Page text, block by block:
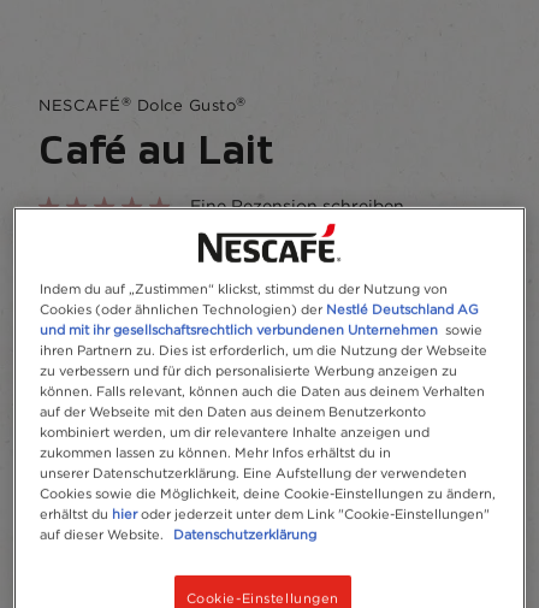
NESCAFÉ® Dolce Gusto®
Café au Lait
Eine Rezension schreiben
Kräftiger Robusta-Kaffee trifft auf cremige
Milch.
So sorgt NESCAFÉ® für glaubwürdige
Kundenbewertungen
Zu Favoriten hinzufügen
Kapseln 16
Indem du auf „Zustimmen“ klickst, stimmst du der Nutzung von
Cookies (oder ähnlichen Technologien) der Nestlé Deutschland AG
und mit ihr gesellschaftsrechtlich verbundenen Unternehmen sowie
ihren Partnern zu. Dies ist erforderlich, um die Nutzung der Webseite
zu verbessern und für dich personalisierte Werbung anzeigen zu
können. Falls relevant, können auch die Daten aus deinem Verhalten
auf der Webseite mit den Daten aus deinem Benutzerkonto
kombiniert werden, um dir relevantere Inhalte anzeigen und
zukommen lassen zu können. Mehr Infos erhältst du in
unserer Datenschutzerklärung. Eine Aufstellung der verwendeten
Cookies sowie die Möglichkeit, deine Cookie-Einstellungen zu ändern,
erhältst du hieroder jederzeit unter dem Link "Cookie-Einstellungen"
auf dieser Website.
Datenschutzerklärung
Cookie-Einstellungen